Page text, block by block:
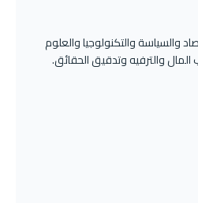
والسياسة والتكنولوجيا والعلوم
والترفيه وتدقيق الحقائق.